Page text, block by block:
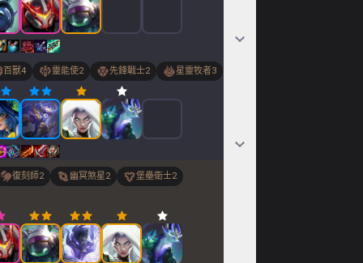
百獸4 靈能使2 先鋒戰士2 星靈牧者3
復刻師2 幽冥煞星2 堡壘衛士2